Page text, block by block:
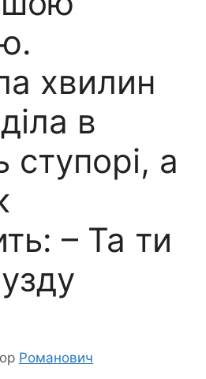
хвилин
в
ступорі, а
– Та ти
Романович